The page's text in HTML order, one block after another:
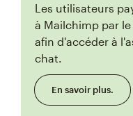
Les utilisateurs
à Mailchimp par
afin d'accéder à
chat.
En savoir plus.